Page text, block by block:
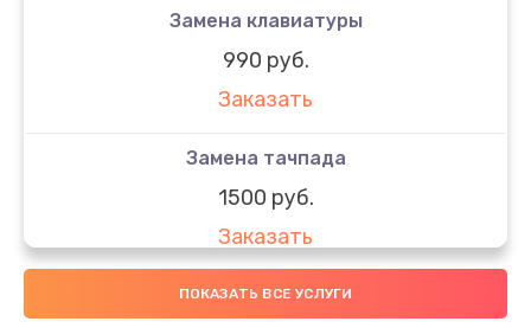
Замена клавиатуры
990 руб.
Заказать
Замена тачпада
1500 руб.
Заказать
Замена южного моста
ПОКАЗАТЬ ВСЕ УСЛУГИ